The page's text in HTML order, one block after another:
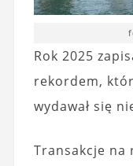
Rok 2025
rekordem,
wydawał się
Transakcje